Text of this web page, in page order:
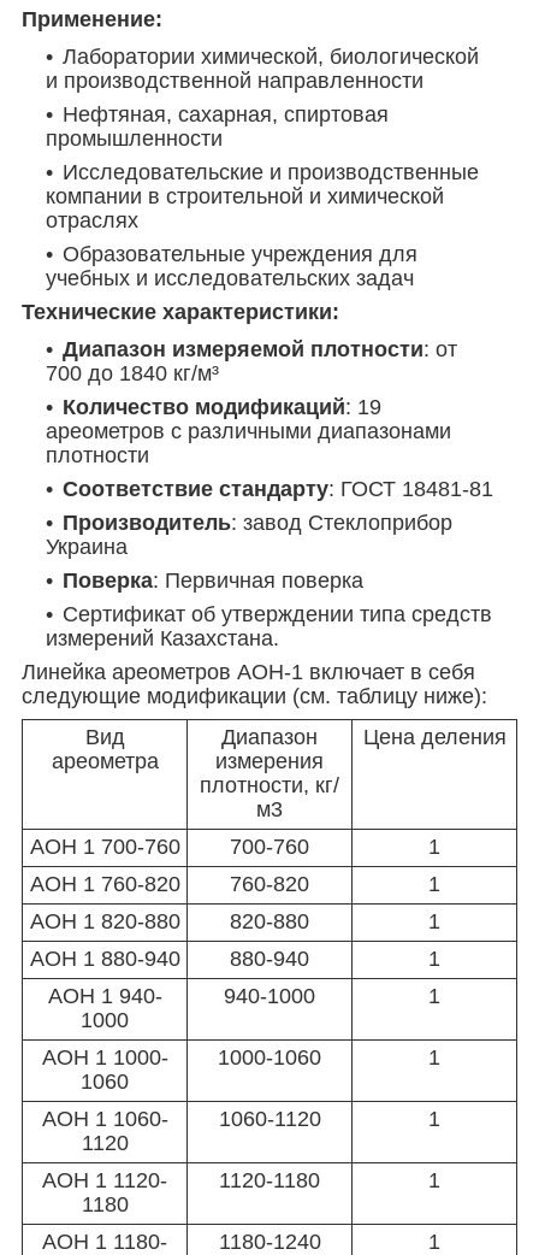
Применение:
Лаборатории химической, биологической
и производственной направленности
Нефтяная, сахарная, спиртовая
промышленности
Исследовательские и производственные
компании в строительной и химической
отраслях
Образовательные учреждения для
учебных и исследовательских задач
Технические характеристики:
Диапазон измеряемой плотности: от
700 до 1840 кг/м³
Количество модификаций: 19
ареометров с различными диапазонами
плотности
Соответствие стандарту: ГОСТ 18481-81
Производитель: завод Стеклоприбор
Украина
Поверка: Первичная поверка
Сертификат об утверждении типа средств
измерений Казахстана.
Линейка ареометров АОН-1 включает в себя
следующие модификации (см. таблицу ниже):
Вид
ареометра
Диапазон
измерения
плотности, кг/
м3
Цена деления
АОН 1 700-760 700-760
1
АОН 1 760-820
760-820
1
АОН 1 820-880
820-880
1
АОН 1 880-940
880-940
1
АОН 1 940-
1000
940-1000 1
АОН 1 1000-
1060
1000-1060 1
АОН 1 1060-
1120
1060-1120 1
АОН 1 1120-
1180
1120-1180 1
АОН 1 1180-
1180-1240 1